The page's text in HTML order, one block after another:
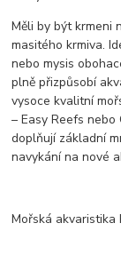
Měli by být krmeni
masitého krmiva.
nebo mysis
plně přizpůsobí
vysoce kvalitní
– Easy Reefs
doplňují základní
navykání na nové
Mořská akvaristika